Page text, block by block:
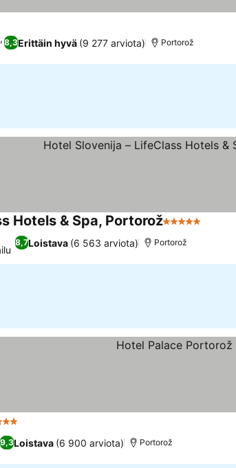
8,3Erittäin hyvä (9 277 arviota) Portorož
Hotels & Spa, Portorož5 Tähtiluokitus
8,7Loistava (6 563 arviota) Portorož
9,3Loistava (6 900 arviota) Portorož